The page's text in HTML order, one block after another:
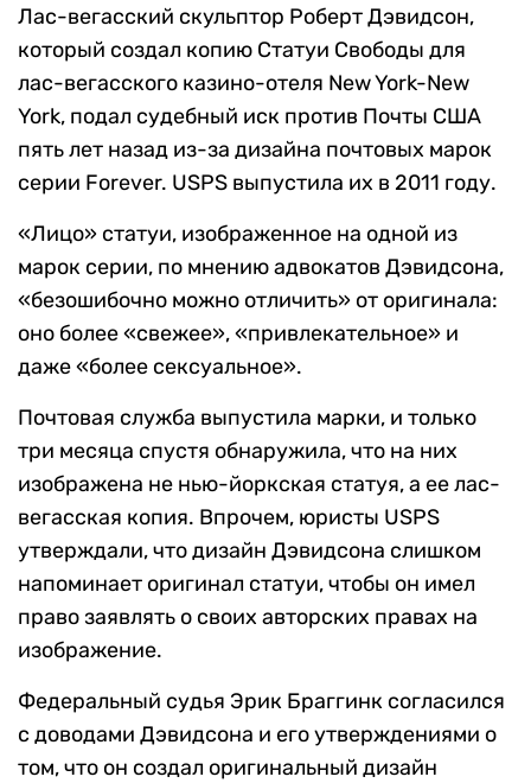
Лас-вегасский скульптор Роберт Дэвидсон,
который создал копию Статуи Свободы для
лас-вегасского казино-отеля New York-New
York, подал судебный иск против Почты США
пять лет назад из-за дизайна почтовых марок
серии Forever. USPS выпустила их в 2011 году.
«Лицо» статуи, изображенное на одной из
марок серии, по мнению адвокатов Дэвидсона,
«безошибочно можно отличить» от оригинала:
оно более «свежее», «привлекательное» и
даже «более сексуальное».
Почтовая служба выпустила марки, и только
три месяца спустя обнаружила, что на них
изображена не нью-йоркская статуя, а ее лас-
вегасская копия. Впрочем, юристы USPS
утверждали, что дизайн Дэвидсона слишком
напоминает оригинал статуи, чтобы он имел
право заявлять о своих авторских правах на
изображение.
Федеральный судья Эрик Браггинк согласился
с доводами Дэвидсона и его утверждениями о
том, что он создал оригинальный дизайн